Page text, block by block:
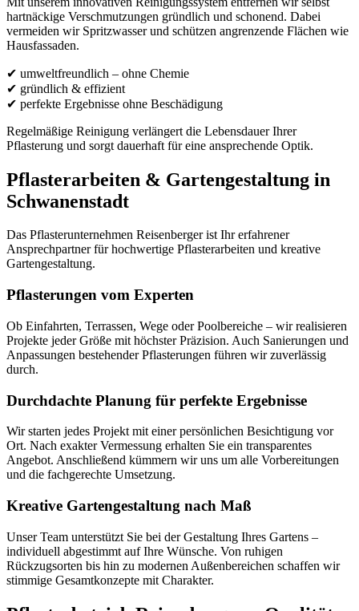
hartnäckige Verschmutzungen gründlich und schonend. Dabei
vermeiden wir Spritzwasser und schützen angrenzende Flächen wie
Hausfassaden.
✔ umweltfreundlich – ohne Chemie
✔ gründlich & effizient
✔ perfekte Ergebnisse ohne Beschädigung
Regelmäßige Reinigung verlängert die Lebensdauer Ihrer
Pflasterung und sorgt dauerhaft für eine ansprechende Optik.
Pflasterarbeiten & Gartengestaltung in
Schwanenstadt
Das Pflasterunternehmen Reisenberger ist Ihr erfahrener
Ansprechpartner für hochwertige Pflasterarbeiten und kreative
Gartengestaltung.
Pflasterungen vom Experten
Ob Einfahrten, Terrassen, Wege oder Poolbereiche – wir realisieren
Projekte jeder Größe mit höchster Präzision. Auch Sanierungen und
Anpassungen bestehender Pflasterungen führen wir zuverlässig
durch.
Durchdachte Planung für perfekte Ergebnisse
Wir starten jedes Projekt mit einer persönlichen Besichtigung vor
Ort. Nach exakter Vermessung erhalten Sie ein transparentes
Angebot. Anschließend kümmern wir uns um alle Vorbereitungen
und die fachgerechte Umsetzung.
Kreative Gartengestaltung nach Maß
Unser Team unterstützt Sie bei der Gestaltung Ihres Gartens –
individuell abgestimmt auf Ihre Wünsche. Von ruhigen
Rückzugsorten bis hin zu modernen Außenbereichen schaffen wir
stimmige Gesamtkonzepte mit Charakter.